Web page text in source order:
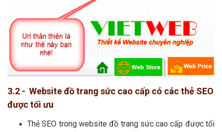
3.2 - Website đồ trang sức cao cấp có các thẻ SEO
được tối ưu
Thẻ SEO trong website đồ trang sức cao cấp được tối